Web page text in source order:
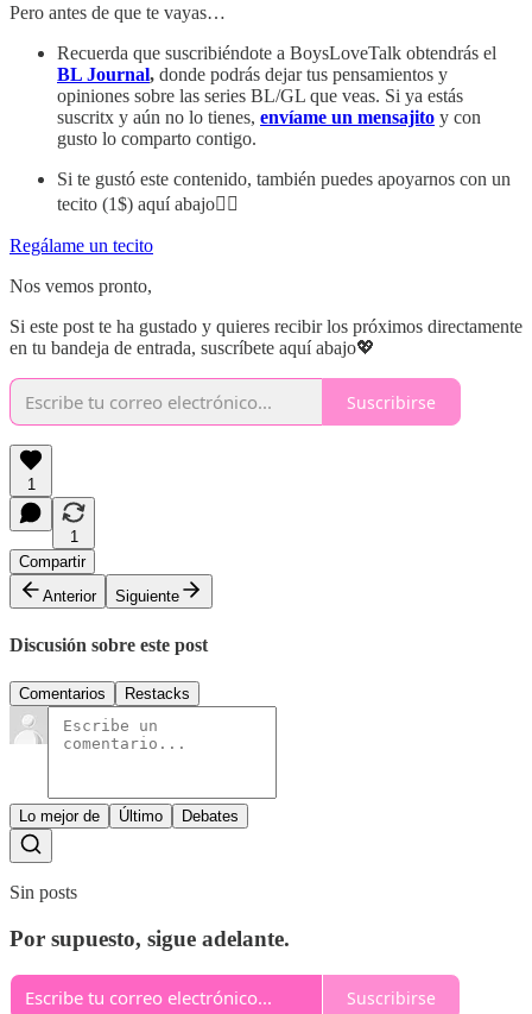
Pero antes de que te vayas…
Recuerda que suscribiéndote a BoysLoveTalk obtendrás el
BL Journal, donde podrás dejar tus pensamientos y
opiniones sobre las series BL/GL que veas. Si ya estás
suscritx y aún no lo tienes, envíame un mensajito y con
gusto lo comparto contigo.
Si te gustó este contenido, también puedes apoyarnos con un
tecito (1$) aquí abajo👇🏼
Regálame un tecito
Nos vemos pronto,
Si este post te ha gustado y quieres recibir los próximos directamente
en tu bandeja de entrada, suscríbete aquí abajo💖
Suscribirse
1
1
Compartir
Anterior
Siguiente
Discusión sobre este post
Comentarios Restacks
Lo mejor de Último Debates
Sin posts
Por supuesto, sigue adelante.
Suscribirse